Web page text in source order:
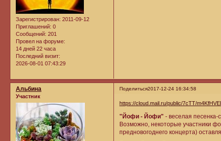
Зарегистрирован: 2011-09-12
Приглашений: 0
Сообщений: 201
Провел на форуме:
14 дней 22 часа
Последний визит:
2026-08-01 07:43:29
Поделиться2017-12-24 16:34:58
Альбина
Участник
https://cloud.mail.ru/public/7cTT/
"Йофи - Йофи" - веселая песенка-
Возможно, некоторые участники
предновогоднего концерта)